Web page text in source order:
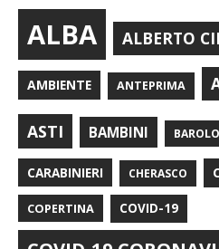
ALBA ALBERTO
AMBIENTE ANTEPRIMA
ASTI BAMBINI BAROLO
CARABINIERI CHERASCO
COPERTINA COVID-19